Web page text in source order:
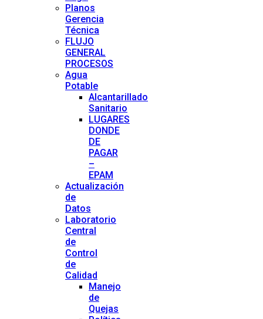
Planos
Gerencia
Técnica
FLUJO
GENERAL
PROCESOS
Agua
Potable
Alcantarillado
Sanitario
LUGARES
DONDE
DE
PAGAR
–
EPAM
Actualización
de
Datos
Laboratorio
Central
de
Control
de
Calidad
Manejo
de
Quejas